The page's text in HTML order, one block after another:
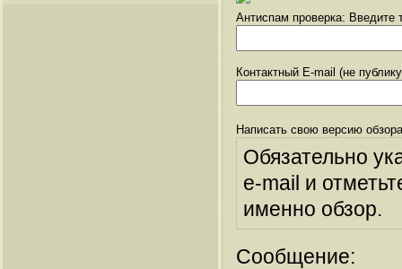
Антиспам проверка: Введите
Контактный E-mail (не
Написать свою версию
Обязательно
e-mail и
именно обзор.
Сообщение: